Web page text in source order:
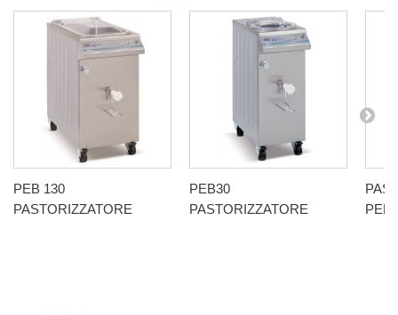
PEB 130
PASTORIZZATORE
PEB30
PASTORIZZATORE